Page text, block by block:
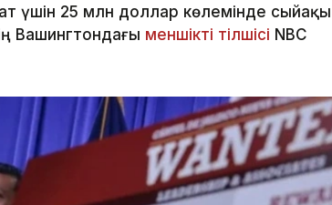
үшін 25 млн доллар көлемінде сыйақы
Вашингтондағы меншікті тілшісі NBC